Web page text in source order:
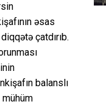
əsas
çatdırıb.
balanslı